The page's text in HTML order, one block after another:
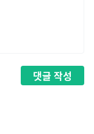
댓글 작성